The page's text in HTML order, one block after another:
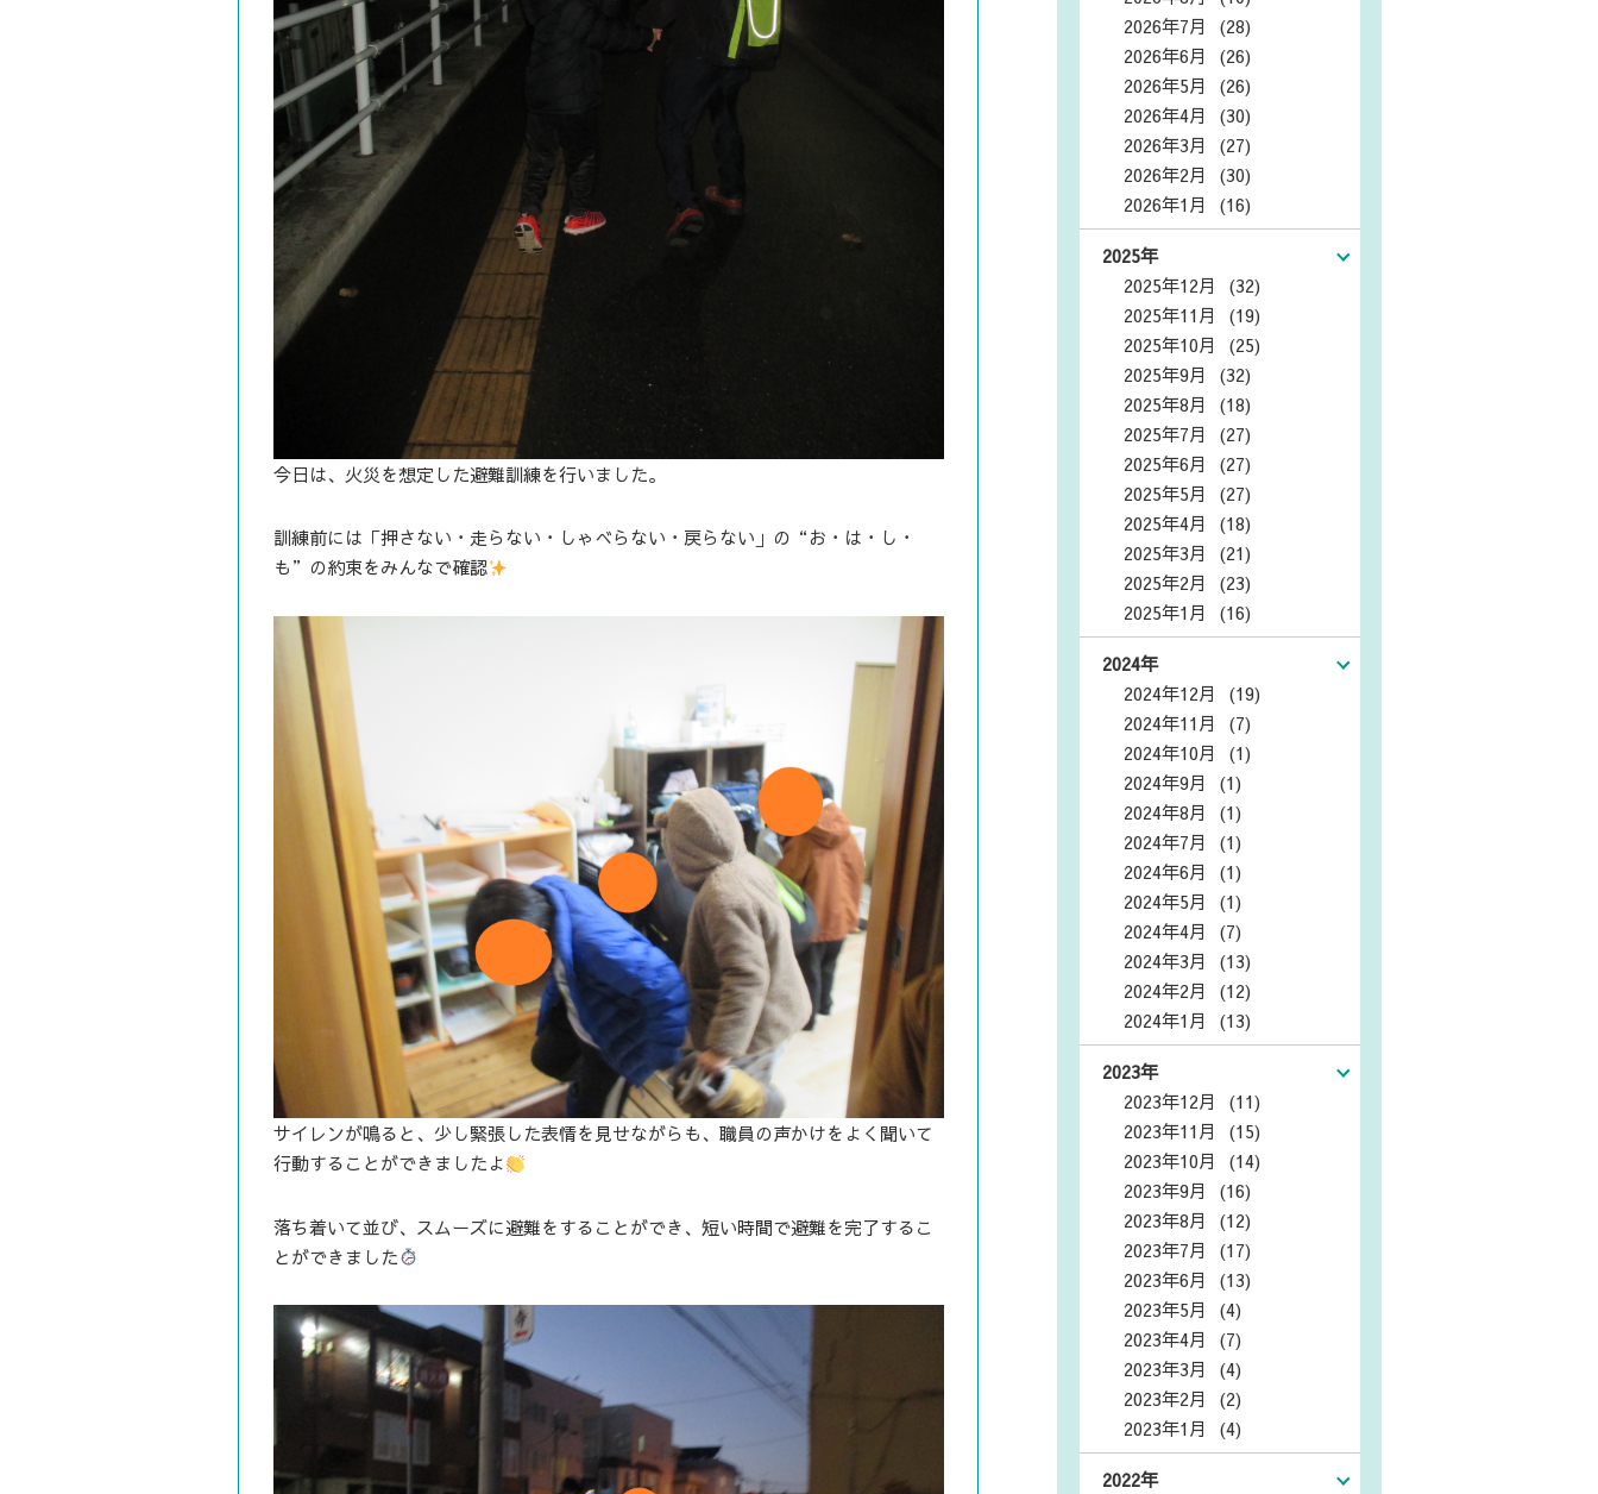
今日は、火災を想定した避難訓練を行いました。
訓練前には「押さない・走らない・しゃべらない・戻らない」の“お・は・し・
も”の約束をみんなで確認
サイレンが鳴ると、少し緊張した表情を見せながらも、職員の声かけをよく聞いて
行動することができましたよ
落ち着いて並び、スムーズに避難をすることができ、短い時間で避難を完了するこ
とができました
2026年7月 (28)
2026年6月 (26)
2026年5月 (26)
2026年4月 (30)
2026年3月 (27)
2026年2月 (30)
2026年1月 (16)
2025年
2025年12月 (32)
2025年11月 (19)
2025年10月 (25)
2025年9月 (32)
2025年8月 (18)
2025年7月 (27)
2025年6月 (27)
2025年5月 (27)
2025年4月 (18)
2025年3月 (21)
2025年2月 (23)
2025年1月 (16)
2024年
2024年12月 (19)
2024年11月 (7)
2024年10月 (1)
2024年9月 (1)
2024年8月 (1)
2024年7月 (1)
2024年6月 (1)
2024年5月 (1)
2024年4月 (7)
2024年3月 (13)
2024年2月 (12)
2024年1月 (13)
2023年
2023年12月 (11)
2023年11月 (15)
2023年10月 (14)
2023年9月 (16)
2023年8月 (12)
2023年7月 (17)
2023年6月 (13)
2023年5月 (4)
2023年4月 (7)
2023年3月 (4)
2023年2月 (2)
2023年1月 (4)
2022年